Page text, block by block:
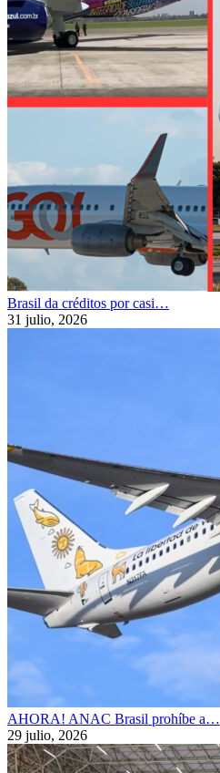
Brasil da créditos por casi…
31 julio, 2026
AHORA! ANAC Brasil prohíbe a…
29 julio, 2026